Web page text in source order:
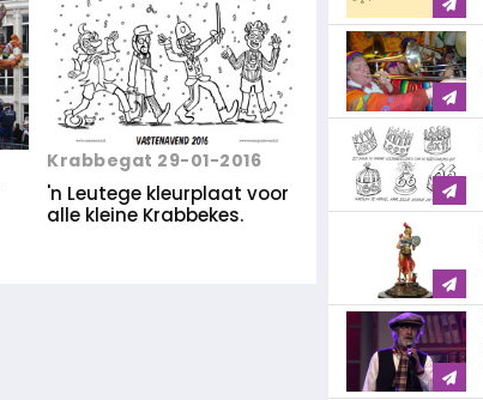
Krabbegat 29-01-2016
'n Leutege kleurplaat voor
alle kleine Krabbekes.